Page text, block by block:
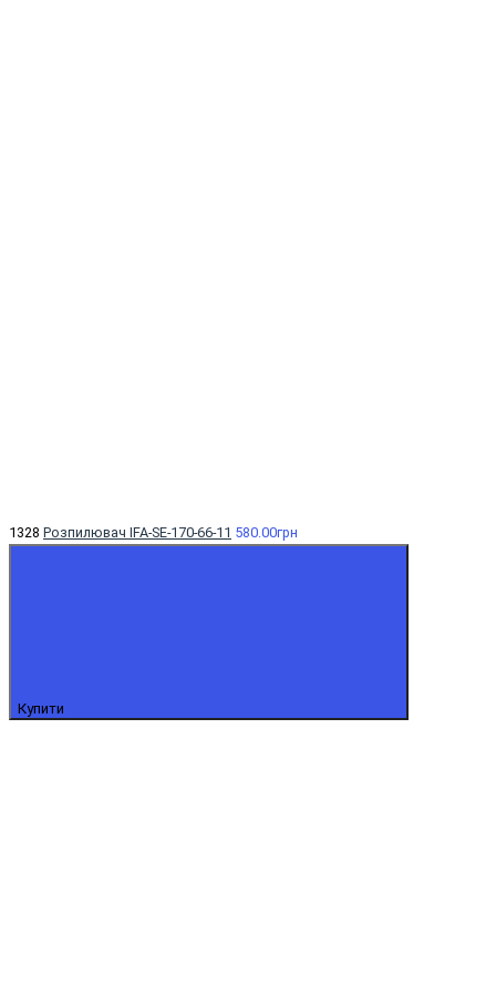
1328 Розпилювач IFA-SE-170-66-11 580.00грн
Купити